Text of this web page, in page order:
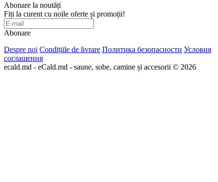
Abonare la noutăți
Fiți la curent cu noile oferte și promoții!
Abonare
Despre noi Condițiile de livrare Политика безопасности Условия
соглашения
ecald.md - eCald.md - saune, sobe, camine și accesorii © 2026